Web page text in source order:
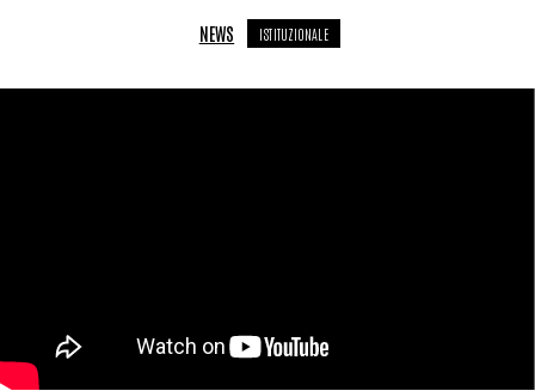
NEWS ISTITUZIONALE